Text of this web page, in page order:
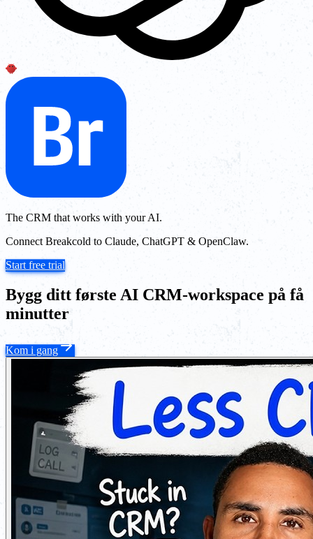
The CRM that works with your AI.
Connect Breakcold to Claude, ChatGPT & OpenClaw.
Start free trial
Bygg ditt første AI CRM-workspace på få
minutter
Kom i gang